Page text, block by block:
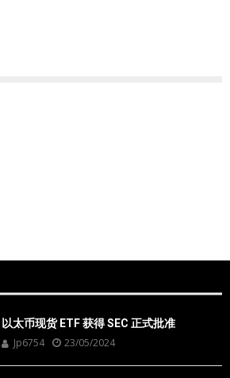
以太币现货 ETF 获得 SEC 正式批准
Jp6754 23/05/2024